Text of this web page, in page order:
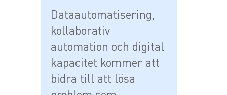
Dataautomatisering,
kollaborativ
automation och digital
kapacitet kommer att
bidra till att lösa